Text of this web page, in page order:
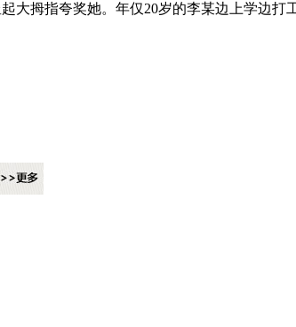
大拇指夸奖她。年仅20岁的李某边上学边打